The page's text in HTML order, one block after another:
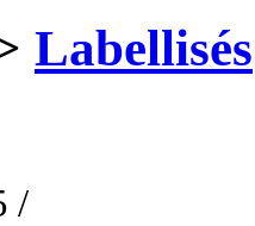
Labellisés
/